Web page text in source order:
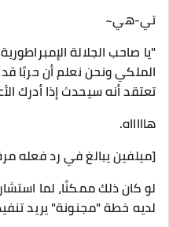
تي-هي~
"يا صاحب الجلالة
الملكي ونحن نعلم أن حربًا
تعتقد أنه سيحدث إذا أدرك
هاااااه.
[ميلفين يبالغ في رد فعله
لو كان ذلك ممكنًا، لما
لديه خطة "مجنونة" يريد